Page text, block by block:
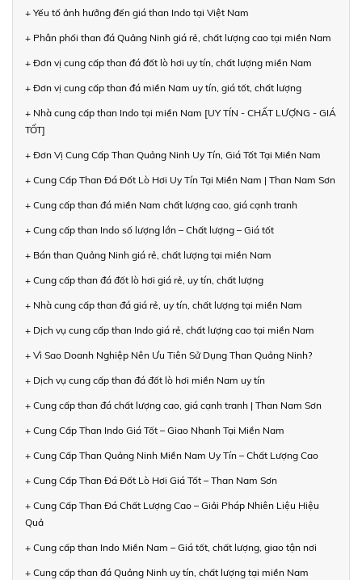
+ Yếu tố ảnh hưởng đến giá than Indo tại Việt Nam
+ Phân phối than đá Quảng Ninh giá rẻ, chất lượng cao tại miền Nam
+ Đơn vị cung cấp than đá đốt lò hơi uy tín, chất lượng miền Nam
+ Đơn vị cung cấp than đá miền Nam uy tín, giá tốt, chất lượng
+ Nhà cung cấp than Indo tại miền Nam [UY TÍN - CHẤT LƯỢNG - GIÁ
TỐT]
+ Đơn Vị Cung Cấp Than Quảng Ninh Uy Tín, Giá Tốt Tại Miền Nam
+ Cung Cấp Than Đá Đốt Lò Hơi Uy Tín Tại Miền Nam | Than Nam Sơn
+ Cung cấp than đá miền Nam chất lượng cao, giá cạnh tranh
+ Cung cấp than Indo số lượng lớn – Chất lượng – Giá tốt
+ Bán than Quảng Ninh giá rẻ, chất lượng tại miền Nam
+ Cung cấp than đá đốt lò hơi giá rẻ, uy tín, chất lượng
+ Nhà cung cấp than đá giá rẻ, uy tín, chất lượng tại miền Nam
+ Dịch vụ cung cấp than Indo giá rẻ, chất lượng cao tại miền Nam
+ Vì Sao Doanh Nghiệp Nên Ưu Tiên Sử Dụng Than Quảng Ninh?
+ Dịch vụ cung cấp than đá đốt lò hơi miền Nam uy tín
+ Cung cấp than đá chất lượng cao, giá cạnh tranh | Than Nam Sơn
+ Cung Cấp Than Indo Giá Tốt – Giao Nhanh Tại Miền Nam
+ Cung Cấp Than Quảng Ninh Miền Nam Uy Tín – Chất Lượng Cao
+ Cung Cấp Than Đá Đốt Lò Hơi Giá Tốt – Than Nam Sơn
+ Cung Cấp Than Đá Chất Lượng Cao – Giải Pháp Nhiên Liệu Hiệu
Quả
+ Cung cấp than Indo Miền Nam – Giá tốt, chất lượng, giao tận nơi
+ Cung cấp than đá Quảng Ninh uy tín, chất lượng tại miền Nam